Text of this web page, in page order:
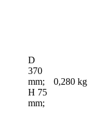
D
370
mm;
H 75
mm;
0,280 kg